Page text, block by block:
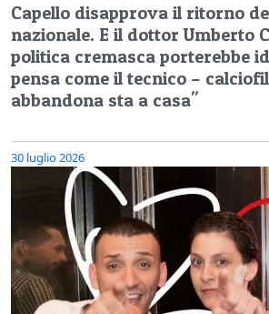
Capello disapprova il ritorno
nazionale. E il dottor Umberto
politica cremasca porterebbe
pensa come il tecnico –
abbandona sta a casa"
30 luglio 2026